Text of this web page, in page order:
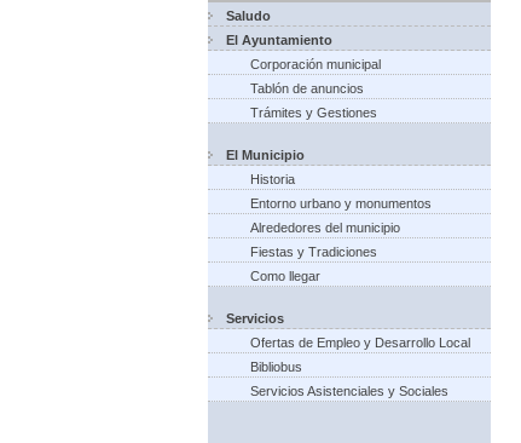
Saludo
El Ayuntamiento
Corporación municipal
Tablón de anuncios
Trámites y Gestiones
El Municipio
Historia
Entorno urbano y monumentos
Alrededores del municipio
Fiestas y Tradiciones
Como llegar
Servicios
Ofertas de Empleo y Desarrollo Local
Bibliobus
Servicios Asistenciales y Sociales